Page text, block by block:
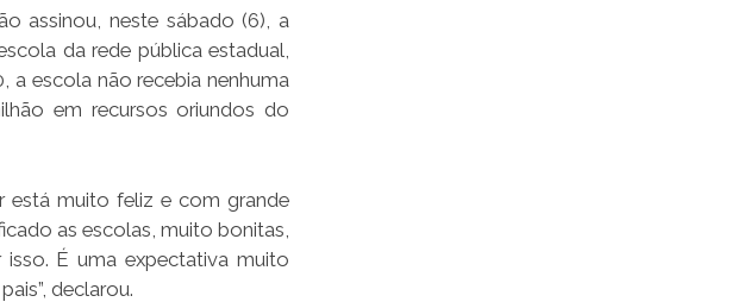
assinou, neste sábado (6), a
da rede pública estadual,
a escola não recebia nenhuma
em recursos oriundos do
está muito feliz e com grande
as escolas, muito bonitas,
É uma expectativa muito
declarou.